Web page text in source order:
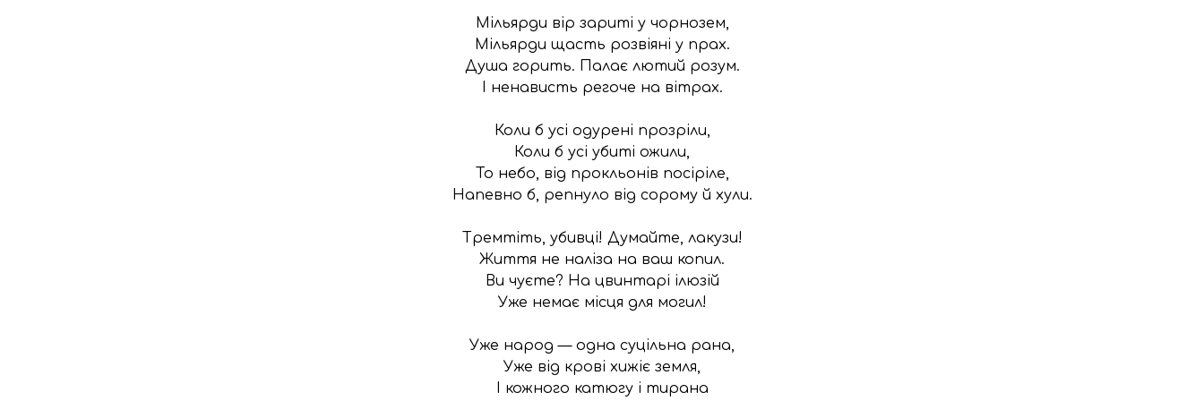
Мільярди вір зариті у чорнозем,
Мільярди щасть розвіяні у прах.
Душа горить. Палає лютий розум.
І ненависть регоче на вітрах.
Коли б усі одурені прозріли,
Коли б усі убиті ожили,
То небо, від прокльонів посіріле,
Напевно б, репнуло від сорому й хули.
Тремтіть, убивці! Думайте, лакузи!
Життя не наліза на ваш копил.
Ви чуєте? На цвинтарі ілюзій
Уже немає місця для могил!
Уже народ — одна суцільна рана,
Уже від крові хижіє земля,
І кожного катюгу і тирана